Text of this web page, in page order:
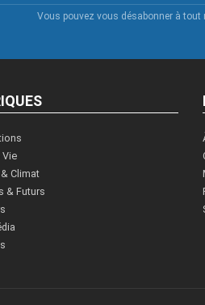
Vous pouvez vous désabonner à
Vie
Climat
& Futurs